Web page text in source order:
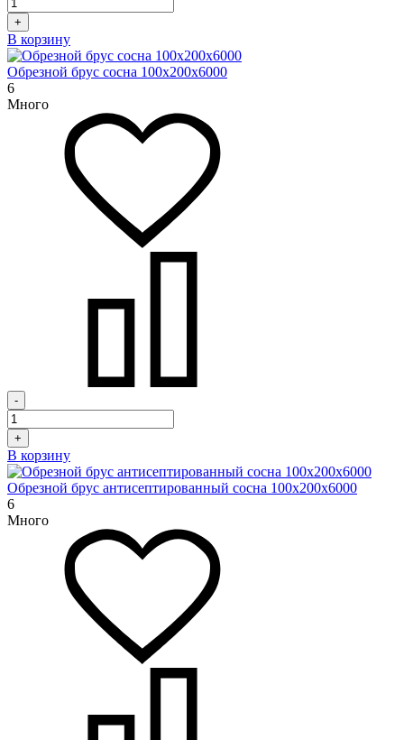
+
В корзину
Обрезной брус сосна 100х200х6000
6
Много
-
+
В корзину
Обрезной брус антисептированный сосна 100х200х6000
6
Много